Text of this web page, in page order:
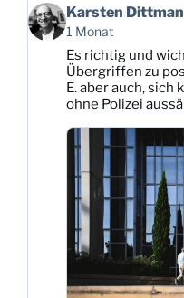
Beitrag
von
Karsten
Dittmann
Bluesky
ansehen
Karsten
1 Monat
Es richtig und
Übergriffen zu
E. aber auch, sich
ohne Polizei